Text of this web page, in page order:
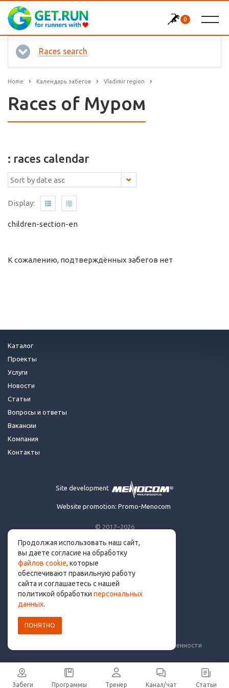
0
Races search
Home Календарь забегов Vladimir region
Races of Муром
: races calendar
Display:
children-section-en
К сожалению, подтверждённых забегов нет
© 2017–2026
Made for runners.
By runners. With ❤
info@get.run
Уведомление о рисках и ограничение ответственности
Каталог
Проекты
Услуги
Новости
Статьи
Вопросы и ответы
Вакансии
Компания
Контакты
Site development
Website promotion: Promo-Menocom
Забеги Программы Тренер Канал/чат Статьи
Продолжая использовать наш сайт,
вы даете согласие на обработку
файлов cookie, которые
обеспечивают правильную работу
сайта и соглашаетесь с нашей
политикой обработки персональных
данных.
ПОНЯТНО